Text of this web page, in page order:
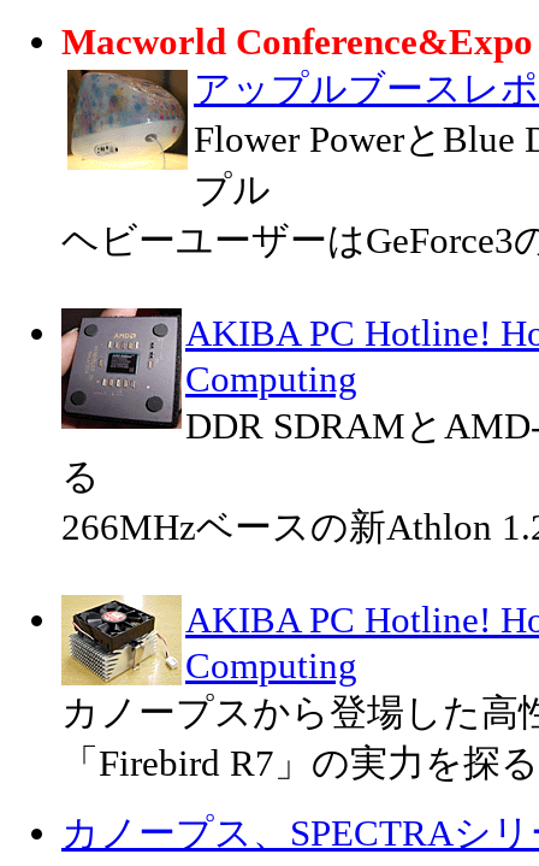
Macworld Conference&Expo
アップルブースレ
Flower PowerとBlue
プル
ヘビーユーザーは
AKIBA PC Hotline!
Computing
DDR SDRAMと
る
266MHzベースの新Athlon
AKIBA PC Hotline!
Computing
カノープスから登場した高
「Firebird R7」の実力を探る
カノープス、SPECTRAシ